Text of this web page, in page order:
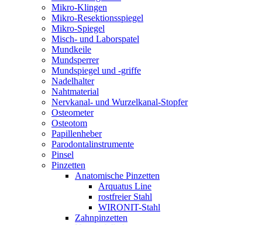
Mikro-Klingen
Mikro-Resektionsspiegel
Mikro-Spiegel
Misch- und Laborspatel
Mundkeile
Mundsperrer
Mundspiegel und -griffe
Nadelhalter
Nahtmaterial
Nervkanal- und Wurzelkanal-Stopfer
Osteometer
Osteotom
Papillenheber
Parodontalinstrumente
Pinsel
Pinzetten
Anatomische Pinzetten
Arquatus Line
rostfreier Stahl
WIRONIT-Stahl
Zahnpinzetten